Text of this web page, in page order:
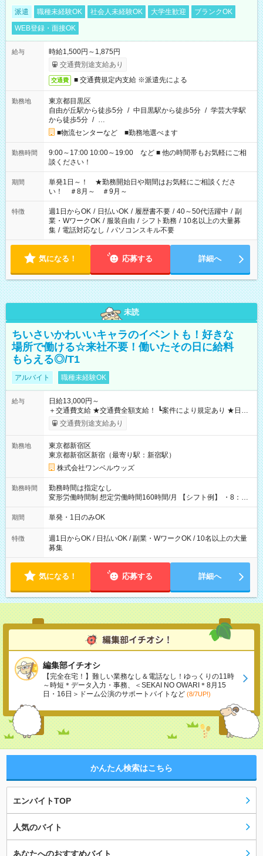
派遣 職種未経験OK 社会人未経験OK 大学生歓迎
ブランクOK
WEB登録・面接OK
給与
時給1,500円～1,875円
交通費別途支給あり
交通費 ■ 交通費規定内支給 ※派遣先による
勤務地
東京都目黒区
自由が丘駅から徒歩5分 / 中目黒駅から徒歩5分 / 学芸大学駅
から徒歩5分 / …
■物流センターなど ■勤務地選べます
勤務時間
9:00～17:00 10:00～19:00 など ■ 他の時間帯もお気軽にご相
談ください！
期間
単発1日～！ ★勤務開始日や期間はお気軽にご相談くださ
い！ ＃8月～ ＃9月～
特徴 週1日からOK / 日払いOK / 履歴書不要 / 40～50代活躍中 / 副
業・WワークOK / 服装自由 / シフト勤務 / 10名以上の大量募
集 / 電話対応なし / パソコンスキル不要
気になる！ 応募する 詳細へ
未読
ちいさいかわいいキャラのイベントも！好きな
場所で働ける☆来社不要！働いたその日に給料
もらえる◎/T1
アルバイト 職種未経験OK
給与
日給13,000円～
＋交通費支給 ★交通費全額支給！ ┗案件により規定あり ★日払
いOK！（規定あり） ┗働いたその日に現金GET♪ お仕事後はコ
ンビニATMから 日払い分を引き落とせます！ 【試用期間】試
交通費別途支給あり
勤務地
東京都新宿区
東京都新宿区新宿（最寄り駅：新宿駅）
株式会社ワンベルウッズ
勤務時間
勤務時間は指定なし
変形労働時間制 想定労働時間160時間/月 【シフト例】 ・8：00
～21：00
期間 単発・1日のみOK
特徴
週1日からOK / 日払いOK / 副業・WワークOK / 10名以上の大量
募集
気になる！ 応募する 詳細へ
編集部イチオシ
【完全在宅！】難しい業務なし＆電話なし！ゆっくりの11時
～時短＊データ入力・事務、＜SEKAI NO OWARI＊8月15
日・16日＞ドーム公演のサポートバイトなど (8/7UP!)
かんたん検索はこちら
エンバイトTOP
人気のバイト
あなたへのおすすめバイト